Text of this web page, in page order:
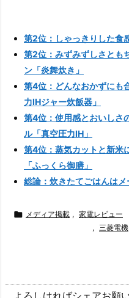
第2位：しゃっきりした食
第2位：みずみずしさとも
ン「炎舞炊き」
第4位：どんなおかずにも
力IHジャー炊飯器」
第4位：使用感とおいしさ
ル「真空圧力IH」
第4位：蒸気カットと新米
「ふっくら御膳」
総論：炊きたてごはんは
 メディア掲載 , 家電レビュー
, 三菱電機
よろしければシェアお願